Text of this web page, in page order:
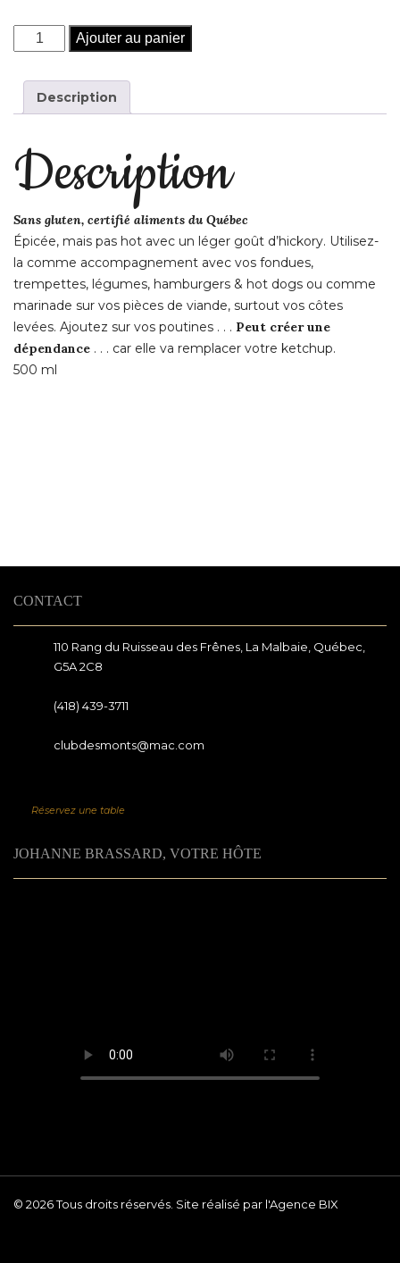
quantité
de
SAUCE
BACKFIRE
500ml
Ajouter au panier
Description
Description
Sans gluten, certifié aliments du Québec
Épicée, mais pas hot avec un léger goût d’hickory. Utilisez-
la comme accompagnement avec vos fondues,
trempettes, légumes, hamburgers & hot dogs ou comme
marinade sur vos pièces de viande, surtout vos côtes
levées. Ajoutez sur vos poutines . . . Peut créer une
dépendance . . . car elle va remplacer votre ketchup.
500 ml
CONTACT
110 Rang du Ruisseau des Frênes, La Malbaie, Québec,
G5A 2C8
(418) 439-3711
clubdesmonts@mac.com
Réservez une table
JOHANNE BRASSARD, VOTRE HÔTE
© 2026 Tous droits réservés. Site réalisé par l'Agence BIX